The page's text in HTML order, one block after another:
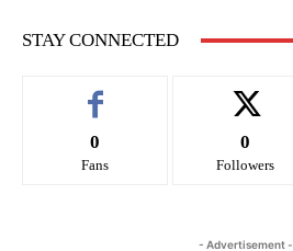
STAY CONNECTED
0
Fans
0
Followers
- Advertisement -